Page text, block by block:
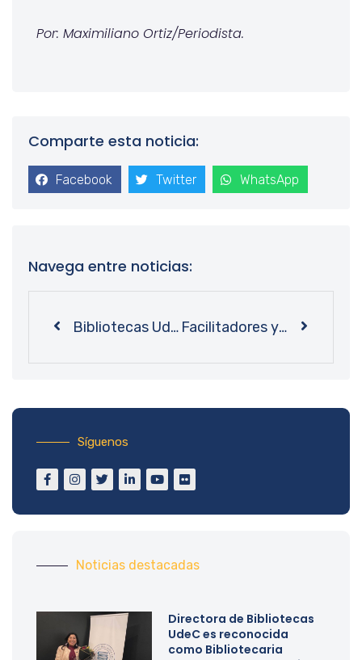
Por: Maximiliano Ortiz/Periodista.
Comparte esta noticia:
Facebook Twitter WhatsApp
Navega entre noticias:
Bibliotecas UdeC junto a Facultad de Ciencias Físicas y Matemáticas lanzan un “Espacio Infinito” centrado en la neurodiversidad Facilitadores y facilitadoras del conocimiento: en Bibliotecas UdeC celebramos el Día Nacional del Bibliotecario
Síguenos
Noticias destacadas
Directora de Bibliotecas
UdeC es reconocida
como Bibliotecaria